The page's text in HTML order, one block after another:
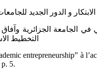
و الدور الجديد للجامعات،
التخطيط
entrepreneurship” à
5.‎